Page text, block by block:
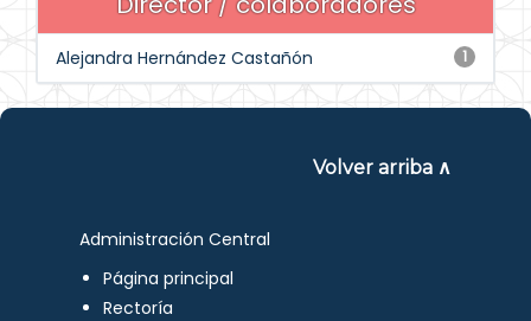
1
Alejandra Hernández Castañón
Volver arriba ∧
Administración Central
Página principal
Rectoría